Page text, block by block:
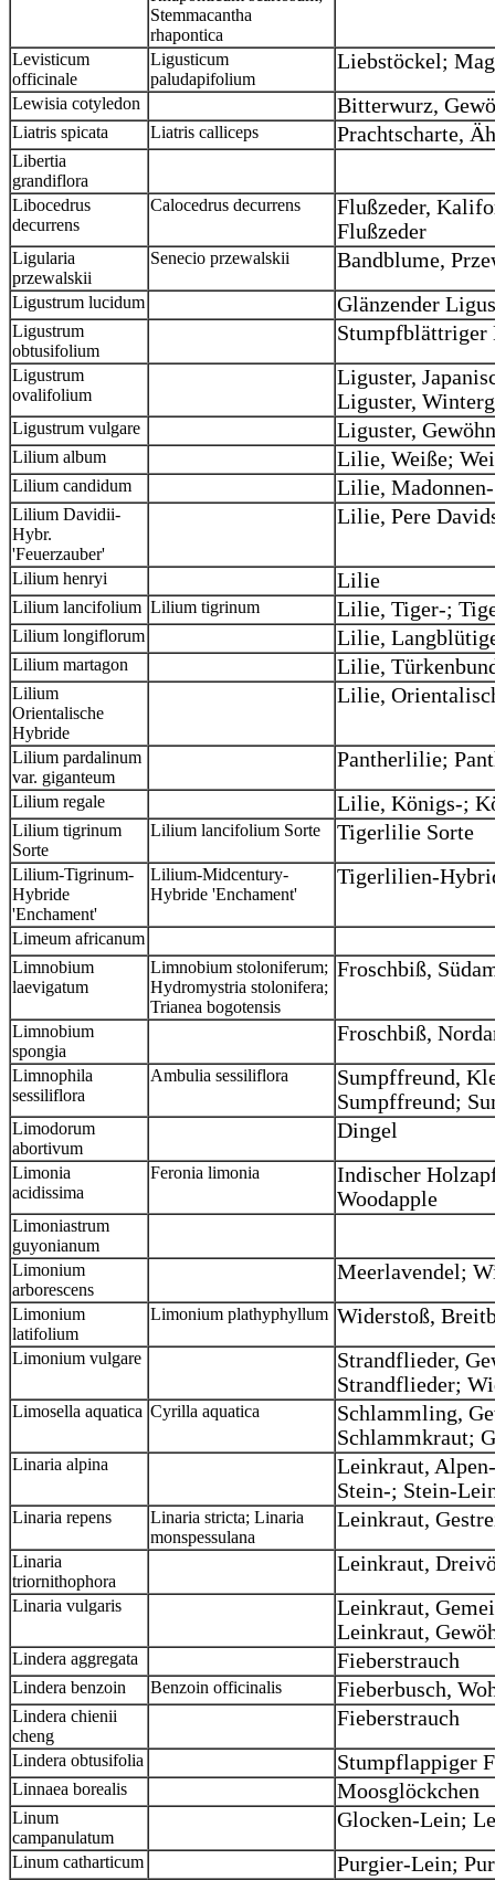
Stemmacantha
rhapontica
Levisticum
officinale
Ligusticum
paludapifolium
Liebstöckel;
Lewisia cotyledon Bitterwurz,
Liatris spicata Liatris calliceps Prachtscharte,
Libertia
grandiflora
Libocedrus
decurrens
Calocedrus decurrens
Flußzeder,
Flußzeder
Ligularia
przewalskii
Senecio przewalskii Bandblume,
Ligustrum lucidum Glänzender
Ligustrum
obtusifolium
Ligustrum
ovalifolium
Liguster,
Liguster,
Ligustrum vulgare Liguster,
Lilium album Lilie, Weiße;
Lilium candidum Lilie,
Lilium Davidii-
Hybr.
'Feuerzauber'
Lilie, Pere
Lilium henryi Lilie
Lilium lancifolium Lilium tigrinum Lilie, Tiger-;
Lilium longiflorum Lilie,
Lilium martagon Lilie,
Lilium
Orientalische
Hybride
Lilie,
Lilium pardalinum
var. giganteum
Pantherlilie;
Lilium regale Lilie, Königs-;
Lilium tigrinum
Sorte
Lilium lancifolium Sorte Tigerlilie Sorte
Lilium-Tigrinum-
Hybride
'Enchament'
Lilium-Midcentury-
Hybride 'Enchament'
Tigerlilien-
Limeum africanum
Limnobium
laevigatum
Limnobium stoloniferum;
Hydromystria stolonifera;
Trianea bogotensis
Froschbiß,
Limnobium
spongia
Froschbiß,
Limnophila
sessiliflora
Ambulia sessiliflora
Sumpffreund,
Sumpffreund;
Limodorum
abortivum
Dingel
Limonia
acidissima
Feronia limonia
Indischer
Woodapple
Limoniastrum
guyonianum
Limonium
arborescens
Meerlavendel;
Limonium
latifolium
Limonium plathyphyllum Widerstoß,
Limonium vulgare
Strandflieder,
Strandflieder;
Limosella aquatica Cyrilla aquatica
Schlammling,
Schlammkraut;
Linaria alpina
Leinkraut,
Stein-; Stein-
Linaria repens
Linaria stricta; Linaria
monspessulana
Leinkraut,
Linaria
triornithophora
Leinkraut,
Linaria vulgaris
Leinkraut,
Leinkraut,
Lindera aggregata Fieberstrauch
Lindera benzoin Benzoin officinalis Fieberbusch,
Lindera chienii
cheng
Fieberstrauch
Lindera obtusifolia Stumpflappiger
Linnaea borealis Moosglöckchen
Linum
campanulatum
Glocken-Lein;
Linum catharticum Purgier-Lein;